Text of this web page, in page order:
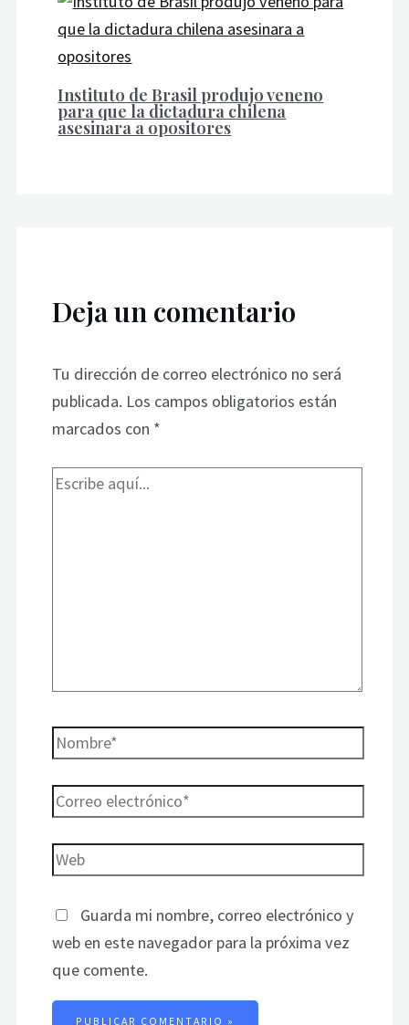
Instituto de Brasil produjo veneno
para que la dictadura chilena
asesinara a opositores
Deja un comentario
Tu dirección de correo electrónico no será
publicada. Los campos obligatorios están
marcados con *
Guarda mi nombre, correo electrónico y
web en este navegador para la próxima vez
que comente.